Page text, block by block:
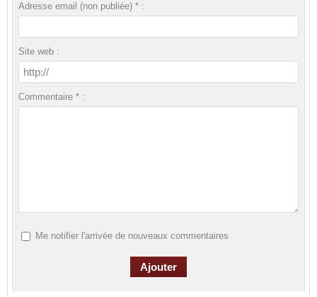
Adresse email (non publiée) * :
Site web :
Commentaire * :
Me notifier l'arrivée de nouveaux commentaires